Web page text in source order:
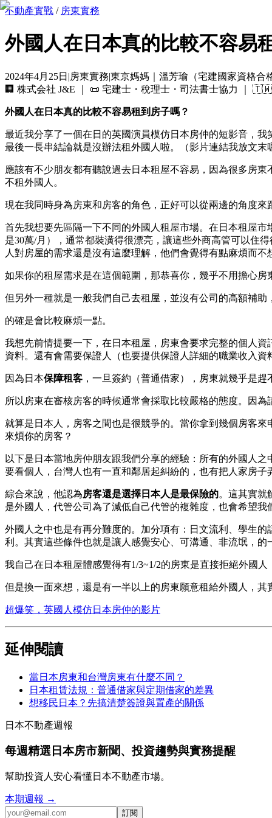
不動產實戰 / 房東實務
外國人在日本真的比較不容易
2024年4月25日 |房東實務|東京媽媽｜溫芳瑜（宅建國家資格合
🏢 株式会社 J&E ｜ 📜 宅建士・稅理士・司法書士協力 ｜
外國人在日本真的比較不容易租到房子嗎？
最近我分享了一個在日的英國演員模仿日本房仲的短影音，
最後一長串結論就是沒辦法租外國人啦。（影片連結我放文末
應該有不少朋友都有聽說過去日本租屋不容易，因為很多房
不租外國人。
現在我同時身為房東和房客的角色，正好可以從兩邊的角度來
首先我想要先區隔一下不同的外國人租屋市場。在日本租屋
是30萬/月），通常都裝潢得很漂亮，讓這些外商高管可以住
人對房屋的需求還是沒有這麼理解，他們會覺得有點麻煩而
如果你的租屋需求是在這個範圍，那恭喜你，幾乎不用擔心
但另外一種就是一般我們自己去租屋，並沒有公司的高額補
的確是會比較麻煩一點。
我想先前情提要一下，在日本租屋，房東會要求完整的個人
資料。還有會需要保證人（也要提供保證人詳細的職業收入
因為日本保障租客 ，一旦簽約（普通借家），房東就幾乎是
所以房東在審核房客的時候通常會採取比較嚴格的態度。因為
就算是日本人，房客之間也是很競爭的。當你拿到幾個房客
來煩你的房客？
以下是日本當地房仲朋友跟我們分享的經驗：所有的外國人
要看個人，台灣人也有一直和鄰居起糾紛的，也有把人家房子
綜合來說，他認為房客還是選擇日本人是最保險的。這其實就
是外國人，代管公司為了減低自己代管的複雜度，也會希望
外國人之中也是有再分難度的。加分項有：日文流利、學生
利。其實這些條件也就是讓人感覺安心、可溝通、非流氓，的
我自己在日本租屋體感覺得有1/3~1/2的房東是直接拒絕外國
但是換一面來想，還是有一半以上的房東願意租給外國人，
超爆笑，英國人模仿日本房仲的影片
延伸閱讀
當日本房東和台灣房東有什麼不同？
日本租賃法規：普通借家與定期借家的差異
想移民日本？先搞清楚簽證與置產的關係
日本不動產週報
每週精選日本房市新聞、投資趨勢與實務提醒
幫助投資人安心看懂日本不動產市場。
本期週報 →
訂閱